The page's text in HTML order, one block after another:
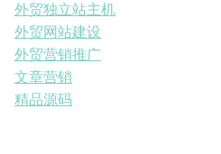
外贸独立站主机
外贸网站建设
外贸营销推广
文章营销
精品源码